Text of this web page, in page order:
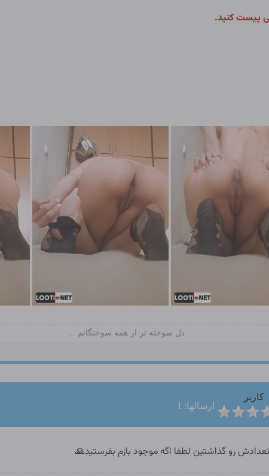
پیست کنید.
دل سوخته تر از همه سوختگانم ...
کاربر
ارسالها: 1
رو گذاشتین لطفا اگه موجود بازم بفرستید🙏